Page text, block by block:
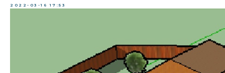
2022-03-16 17:53